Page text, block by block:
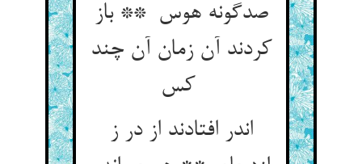
صدگونه هوس ** باز
کردند آن زمان آن چند
اندر افتادند از در ز